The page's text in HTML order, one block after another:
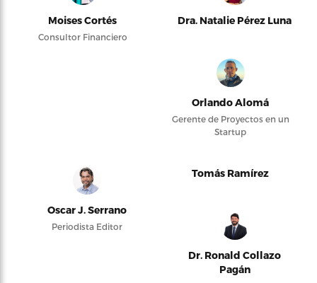
Moises Cortés
Consultor Financiero
Dra. Natalie Pérez Luna
Orlando Alomá
Gerente de Proyectos en un
Startup
Oscar J. Serrano
Periodista Editor
Tomás Ramírez
Dr. Ronald Collazo
Pagán